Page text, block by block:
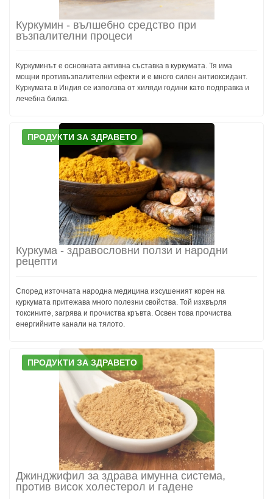
Куркумин - вълшебно средство при
възпалителни процеси
Куркуминът е основната активна съставка в куркумата. Тя има
мощни противъзпалителни ефекти и е много силен антиоксидант.
Куркумата в Индия се използва от хиляди години като подправка и
лечебна билка.
ПРОДУКТИ ЗА ЗДРАВЕТО
Куркума - здравословни ползи и народни
рецепти
Според източната народна медицина изсушеният корен на
куркумата притежава много полезни свойства. Той изхвърля
токсините, загрява и прочиства кръвта. Освен това прочиства
енергийните канали на тялото.
ПРОДУКТИ ЗА ЗДРАВЕТО
Джинджифил за здрава имунна система,
против висок холестерол и гадене